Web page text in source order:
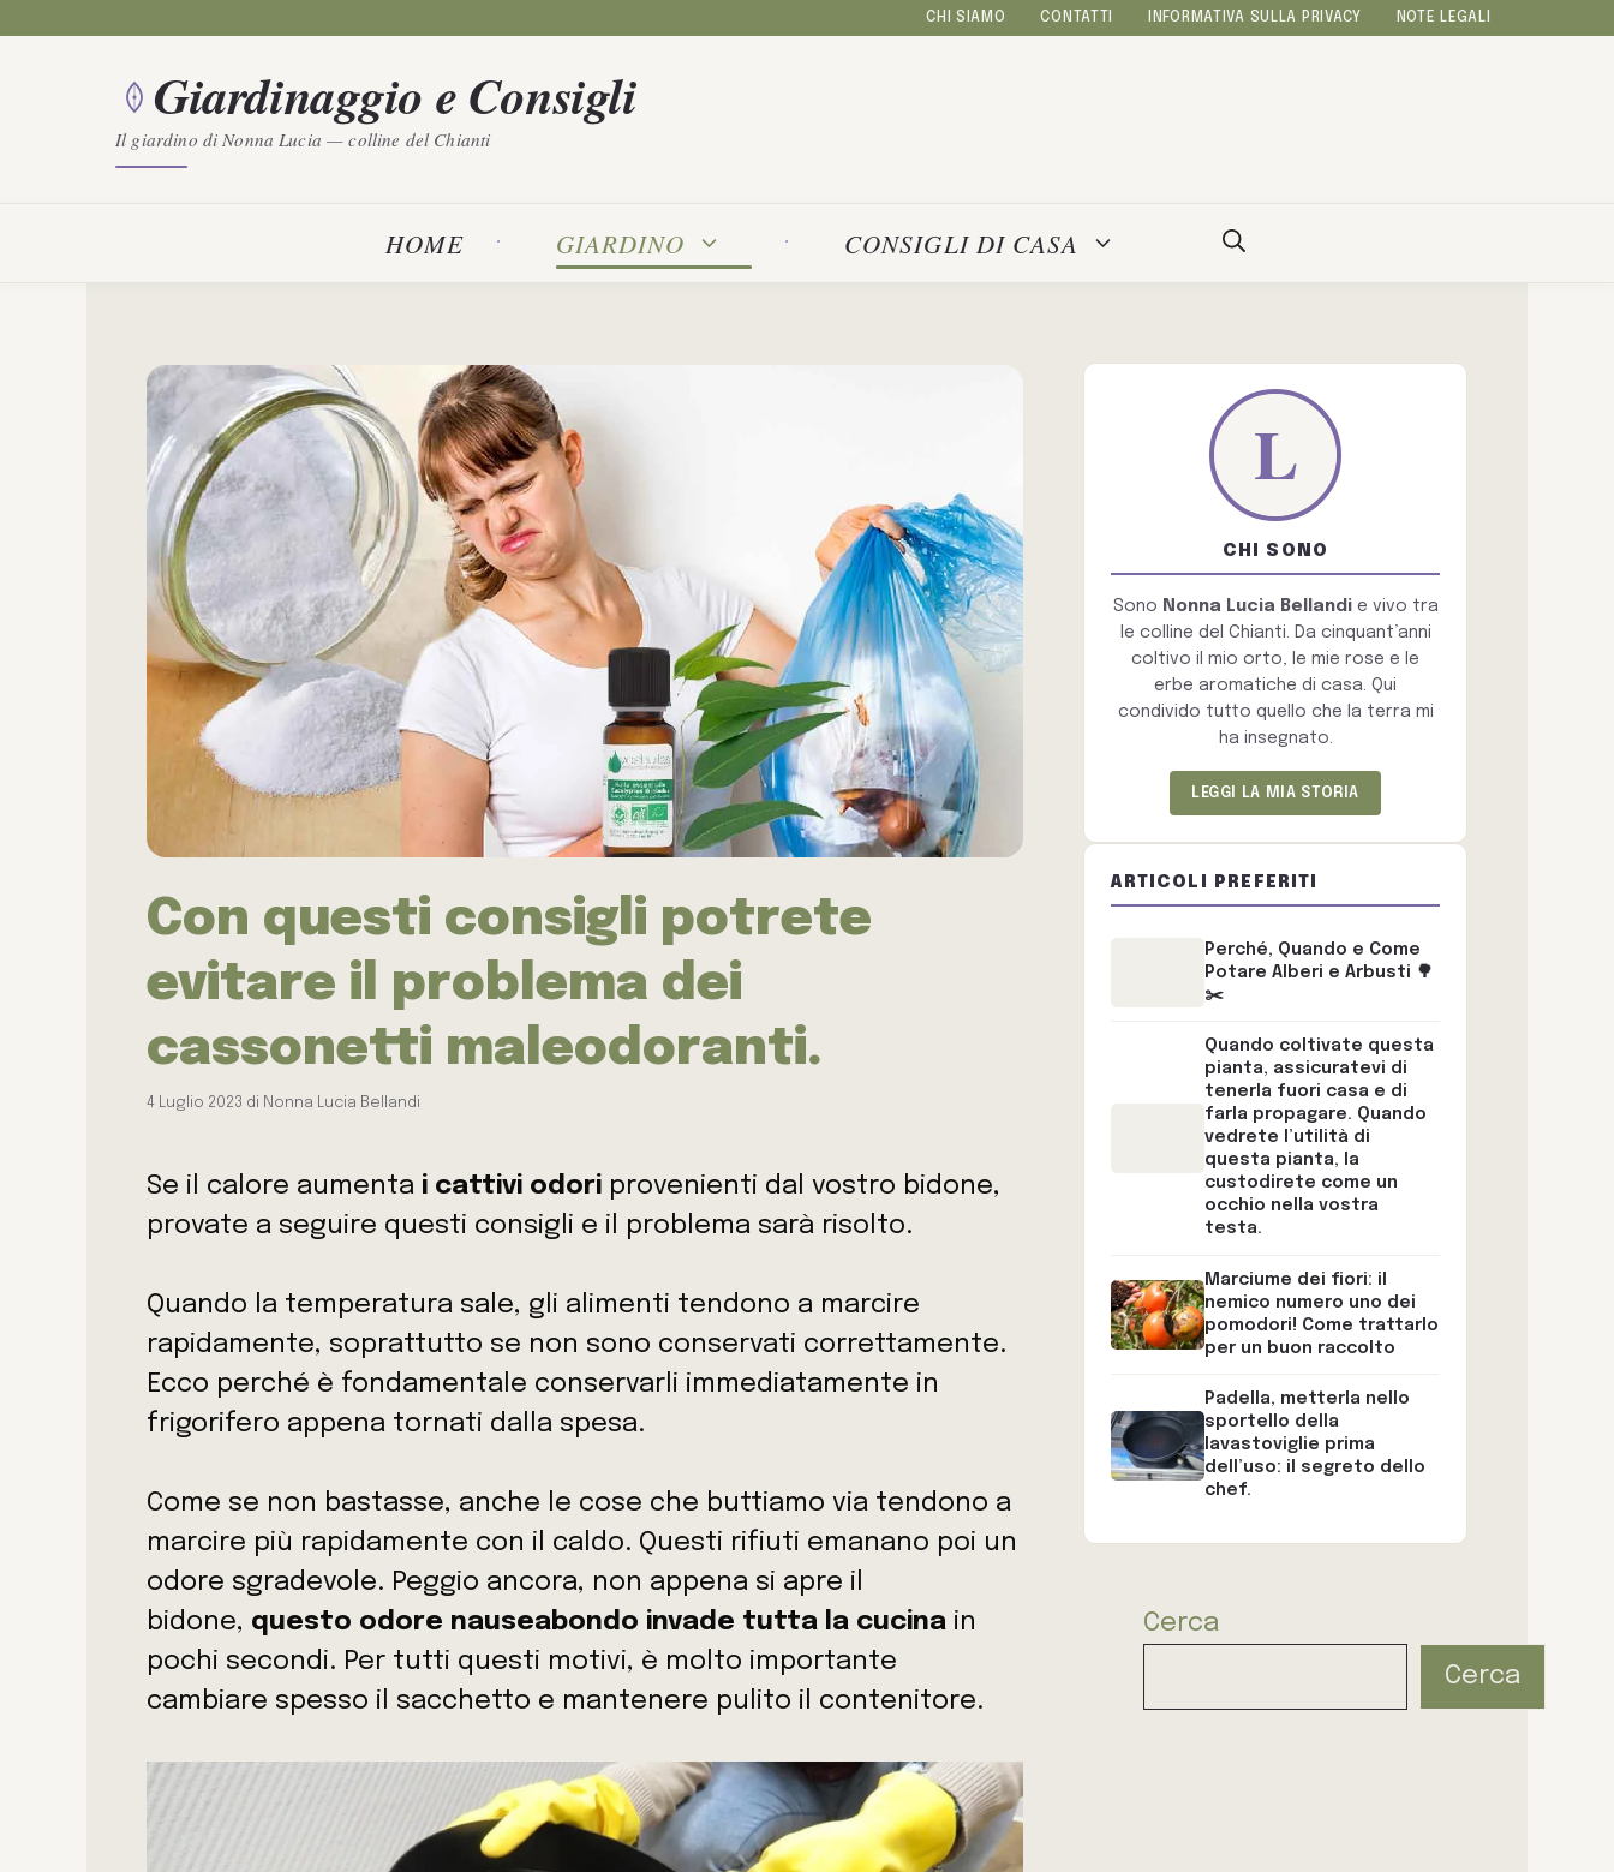
contenuto
CHI SIAMO CONTATTI INFORMATIVA SULLA PRIVACY NOTE LEGALI
Giardinaggio e Consigli
Il giardino di Nonna Lucia — colline del Chianti
HOME GIARDINO CONSIGLI DI CASA
Con questi consigli potrete
evitare il problema dei
cassonetti maleodoranti.
4 Luglio 2023 di Nonna Lucia Bellandi
Se il calore aumenta i cattivi odori provenienti dal vostro bidone,
provate a seguire questi consigli e il problema sarà risolto.
Quando la temperatura sale, gli alimenti tendono a marcire
rapidamente, soprattutto se non sono conservati correttamente.
Ecco perché è fondamentale conservarli immediatamente in
frigorifero appena tornati dalla spesa.
Come se non bastasse, anche le cose che buttiamo via tendono a
marcire più rapidamente con il caldo. Questi rifiuti emanano poi un
odore sgradevole. Peggio ancora, non appena si apre il
bidone, questo odore nauseabondo invade tutta la cucina in
pochi secondi. Per tutti questi motivi, è molto importante
cambiare spesso il sacchetto e mantenere pulito il contenitore.
CHI SONO
Sono Nonna Lucia Bellandie vivo tra
le colline del Chianti. Da cinquant’anni
coltivo il mio orto, le mie rose e le
erbe aromatiche di casa. Qui
condivido tutto quello che la terra mi
ha insegnato.
LEGGI LA MIA STORIA
ARTICOLI PREFERITI
Perché, Quando e Come
Potare Alberi e Arbusti 🌳
✂️
Quando coltivate questa
pianta, assicuratevi di
tenerla fuori casa e di
farla propagare. Quando
vedrete l’utilità di
questa pianta, la
custodirete come un
occhio nella vostra
testa.
Marciume dei fiori: il
nemico numero uno dei
pomodori! Come trattarlo
per un buon raccolto
Padella, metterla nello
sportello della
lavastoviglie prima
dell’uso: il segreto dello
chef.
Cerca
Cerca